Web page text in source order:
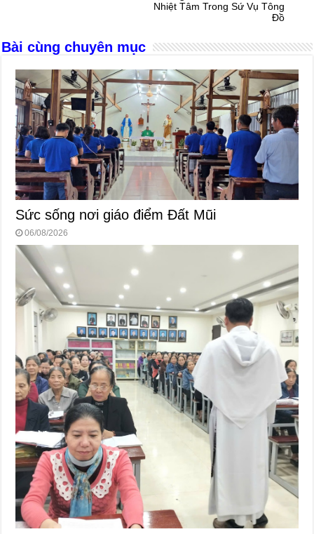
Nhiệt Tâm Trong Sứ Vụ Tông
Đồ
Bài cùng chuyên mục
Sức sống nơi giáo điểm Đất Mũi
06/08/2026